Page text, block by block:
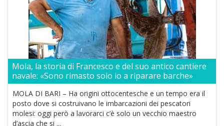
Mola, la storia di Francesco e del suo antico cantiere
navale: «Sono rimasto solo io a riparare barche»
MOLA DI BARI – Ha origini ottocentesche e un tempo era il
posto dove si costruivano le imbarcazioni dei pescatori
molesi: oggi però a lavorarci c’è solo un vecchio maestro
d’ascia che si ...